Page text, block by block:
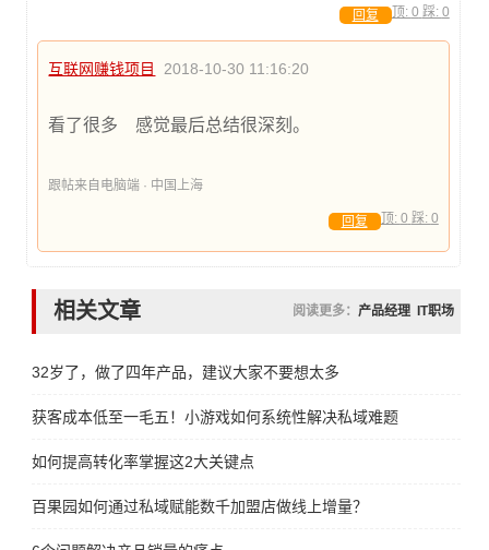
顶: 0 踩: 0
回复
互联网赚钱项目 2018-10-30 11:16:20
看了很多 感觉最后总结很深刻。
跟帖来自电脑端 · 中国上海
顶: 0 踩: 0
回复
相关文章 阅读更多： 产品经理 IT职场
32岁了，做了四年产品，建议大家不要想太多
获客成本低至一毛五！小游戏如何系统性解决私域难题
如何提高转化率掌握这2大关键点
百果园如何通过私域赋能数千加盟店做线上增量？